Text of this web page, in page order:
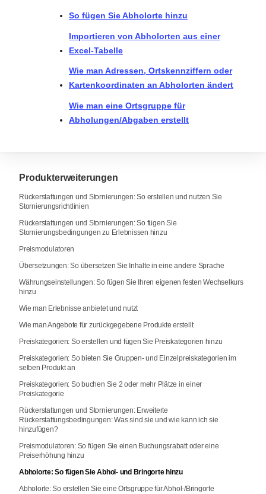
So fügen Sie Abholorte hinzu
Importieren von Abholorten aus einer
Excel-Tabelle
Wie man Adressen, Ortskennziffern oder
Kartenkoordinaten an Abholorten ändert
Wie man eine Ortsgruppe für
Abholungen/Abgaben erstellt
Produkterweiterungen
Rückerstattungen und Stornierungen: So erstellen und nutzen Sie
Stornierungsrichtlinien
Rückerstattungen und Stornierungen: So fügen Sie
Stornierungsbedingungen zu Erlebnissen hinzu
Preismodulatoren
Übersetzungen: So übersetzen Sie Inhalte in eine andere Sprache
Währungseinstellungen: So fügen Sie Ihren eigenen festen Wechselkurs
hinzu
Wie man Erlebnisse anbietet und nutzt
Wie man Angebote für zurückgegebene Produkte erstellt
Preiskategorien: So erstellen und fügen Sie Preiskategorien hinzu
Preiskategorien: So bieten Sie Gruppen- und Einzelpreiskategorien im
selben Produkt an
Preiskategorien: So buchen Sie 2 oder mehr Plätze in einer
Preiskategorie
Rückerstattungen und Stornierungen: Erweiterte
Rückerstattungsbedingungen: Was sind sie und wie kann ich sie
hinzufügen?
Preismodulatoren: So fügen Sie einen Buchungsrabatt oder eine
Preiserhöhung hinzu
Abholorte: So fügen Sie Abhol- und Bringorte hinzu
Abholorte: So erstellen Sie eine Ortsgruppe für Abhol-/Bringorte